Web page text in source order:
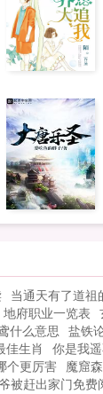
当通天有了道祖
地府职业一览表
什么意思 盐铁
佳生肖 你是我
个更厉害 魔窟
被赶出家门免费